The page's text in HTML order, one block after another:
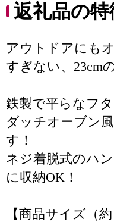
返礼品の特
アウトドアにも
すぎない、23cm
鉄製で平らなフ
ダッチオーブン
す！
ネジ着脱式のハ
に収納OK！
【商品サイズ（約